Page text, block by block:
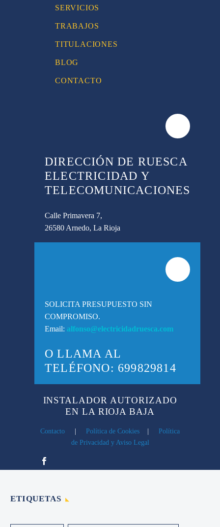
SERVICIOS
TRABAJOS
TITULACIONES
BLOG
CONTACTO
DIRECCIÓN DE RUESCA
ELECTRICIDAD Y
TELECOMUNICACIONES
Calle Primavera 7,
26580 Arnedo, La Rioja
SOLICITA PRESUPUESTO SIN
COMPROMISO.
Email: alfonso@electricidadruesca.com
O LLAMA AL
TELÉFONO: 699829814
INSTALADOR AUTORIZADO
EN LA RIOJA BAJA
Contacto Política de Cookies
Política
de Privacidad y Aviso Legal
ETIQUETAS